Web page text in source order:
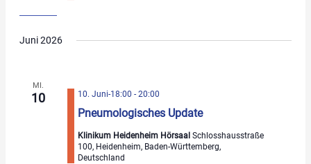
Juni 2026
MI.
10
Pneumologisches Update
10. Juni-18:00 -20:00
Klinikum Heidenheim HörsaalSchlosshausstraße
100, Heidenheim, Baden-Württemberg,
Deutschland